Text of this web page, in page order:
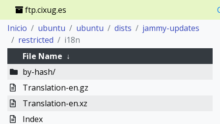
ftp.cixug.es
Inicio
ubuntu ubuntu dists
jammy-updates
restricted
i18n
File Name ↓
by-hash/
Translation-en.gz
Translation-en.xz
Index